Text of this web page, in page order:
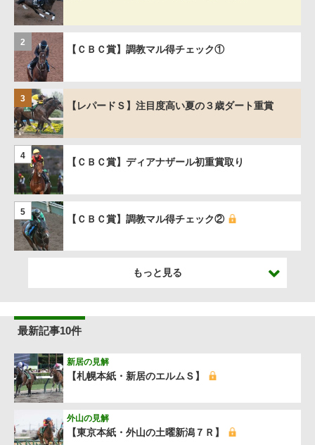
2
【ＣＢＣ賞】調教マル得チェック①
3
【レパードＳ】注目度高い夏の３歳ダート重賞
4
【ＣＢＣ賞】ディアナザール初重賞取り
5
【ＣＢＣ賞】調教マル得チェック②
もっと見る
最新記事10件
【札幌本紙・新居のエルムＳ】
新居の見解
【東京本紙・外山の土曜新潟７Ｒ】
外山の見解